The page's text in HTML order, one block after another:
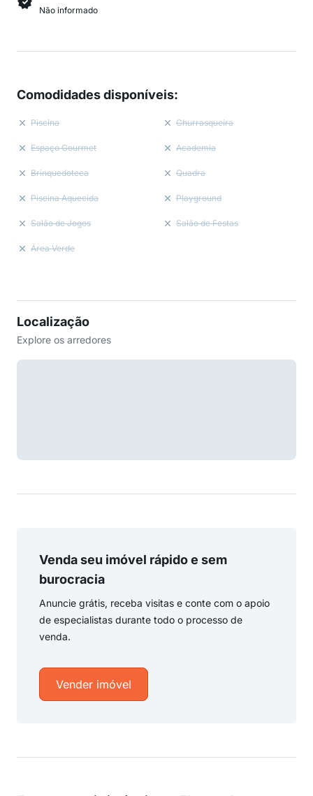
Não informado
Comodidades disponíveis:
Piscina Churrasqueira
Espaço Gourmet Academia
Brinquedoteca Quadra
Piscina Aquecida Playground
Salão de Jogos Salão de Festas
Área Verde
Localização
Explore os arredores
Venda seu imóvel rápido e sem
burocracia
Anuncie grátis, receba visitas e conte com o apoio
de especialistas durante todo o processo de
venda.
Vender imóvel